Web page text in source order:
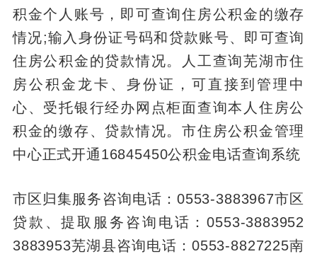
积金个人账号，即可查询住房公积金的缴存
情况;输入身份证号码和贷款账号、即可查询
住房公积金的贷款情况。人工查询芜湖市住
房公积金龙卡、身份证，可直接到管理中
心、受托银行经办网点柜面查询本人住房公
积金的缴存、贷款情况。市住房公积金管理
中心正式开通16845450公积金电话查询系统
市区归集服务咨询电话：0553-3883967市区
贷款、提取服务咨询电话：0553-3883952
3883953芜湖县咨询电话：0553-8827225南